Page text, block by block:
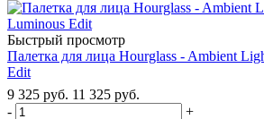
Быстрый просмотр
Палетка для лица Hourglass - Ambient
Edit
9 325 руб. 11 325 руб.
-
+